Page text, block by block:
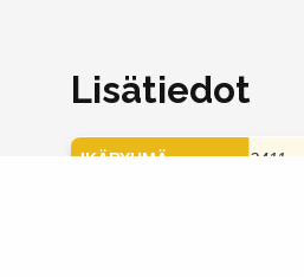
Lisätiedot
IKÄRYHMÄ 2411